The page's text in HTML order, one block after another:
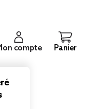
compte Panier